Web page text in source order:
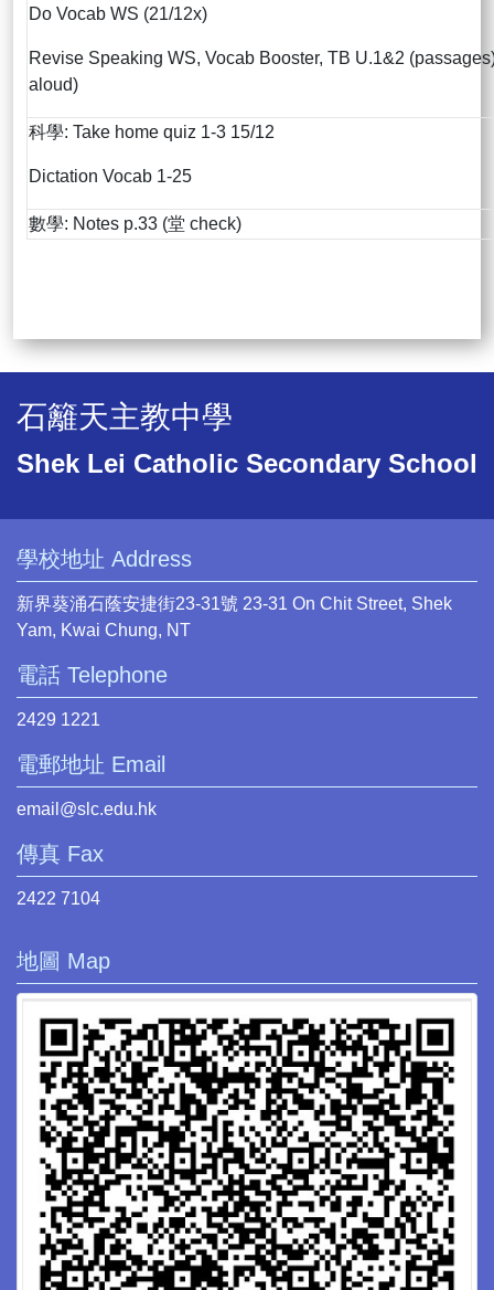
Do Vocab WS (21/12x)
Revise Speaking WS, Vocab Booster, TB U.1&2
aloud)
科學: Take home quiz 1-3 15/12
Dictation Vocab 1-25
數學: Notes p.33 (堂 check)
石籬天主教中學
Shek Lei Catholic Secondary School
學校地址 Address
新界葵涌石蔭安捷街23-31號 23-31 On Chit Street, Shek
Yam, Kwai Chung, NT
電話 Telephone
2429 1221
電郵地址 Email
email@slc.edu.hk
傳真 Fax
2422 7104
地圖 Map